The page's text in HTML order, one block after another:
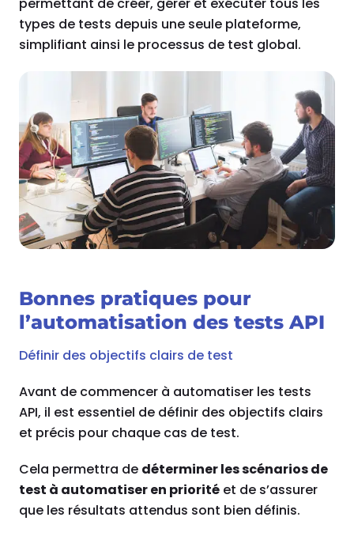
types de tests depuis une seule plateforme,
simplifiant ainsi le processus de test global.
Bonnes pratiques pour
l’automatisation des tests API
Définir des objectifs clairs de test
Avant de commencer à automatiser les tests
API, il est essentiel de définir des objectifs clairs
et précis pour chaque cas de test.
Cela permettra de déterminer les scénarios de
test à automatiser en priorité et de s’assurer
que les résultats attendus sont bien définis.